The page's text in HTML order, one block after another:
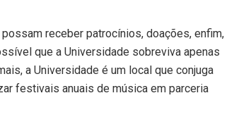
receber patrocínios, doações, enfim,
que a Universidade sobreviva apenas
a Universidade é um local que conjuga
festivais anuais de música em parceria